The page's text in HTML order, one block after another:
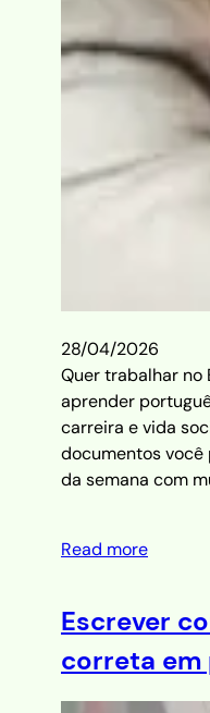
28/04/2026
Quer trabalhar no
aprender
carreira e vida
documentos você
da semana com
Read more
Escrever
correta